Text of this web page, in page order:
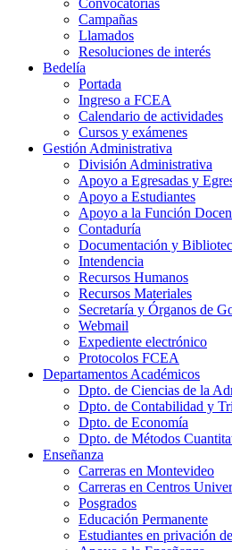
Campañas
Llamados
Resoluciones de interés
Bedelía
Portada
Ingreso a FCEA
Calendario de actividades
Cursos y exámenes
Gestión Administrativa
División Administrativa
Apoyo a Egresadas y
Apoyo a Estudiantes
Apoyo a la Función
Contaduría
Documentación y
Intendencia
Recursos Humanos
Recursos Materiales
Secretaría y Órganos de
Webmail
Expediente electrónico
Protocolos FCEA
Departamentos Académicos
Dpto. de Ciencias de la
Dpto. de Contabilidad y
Dpto. de Economía
Dpto. de Métodos
Enseñanza
Carreras en Montevideo
Carreras en Centros
Posgrados
Educación Permanente
Estudiantes en privación